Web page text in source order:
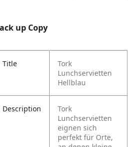
up Copy
Title
Tork
Lunchservietten
Hellblau
Description
Tork
Lunchservietten
eignen sich
perfekt für Orte,